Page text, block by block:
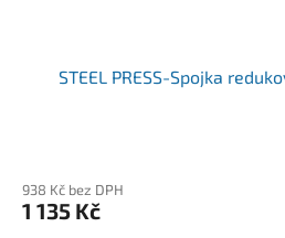
STEEL PRESS-Spojka
938 Kč bez DPH
1 135 Kč